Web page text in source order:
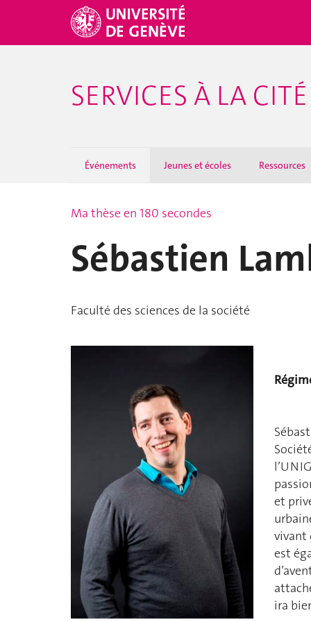
SERVICES À LA CITÉ
Événements Jeunes et écoles Ressources
Ma thèse en 180 secondes
Sébastien
Faculté des sciences de la société
et
vivant
est
ira